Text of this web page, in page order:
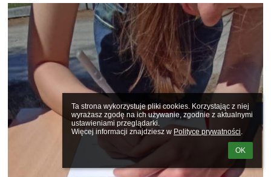
Ta strona wykorzystuje pliki cookies. Korzystając z niej
wyrażasz zgodę na ich używanie, zgodnie z aktualnymi
ustawieniami przeglądarki.
Więcej informacji znajdziesz w Polityce prywatności.
OK